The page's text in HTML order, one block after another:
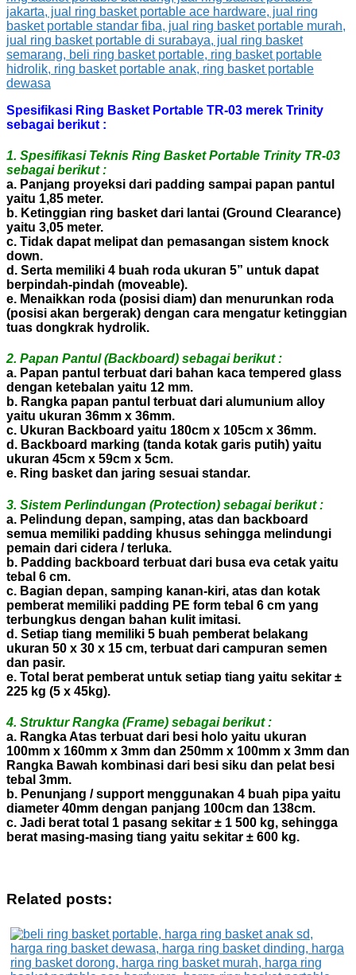
Spesifikasi Ring Basket Portable TR-03 merek Trinity
sebagai berikut :
1. Spesifikasi Teknis Ring Basket Portable Trinity TR-03
sebagai berikut :
a. Panjang proyeksi dari padding sampai papan pantul
yaitu 1,85 meter.
b. Ketinggian ring basket dari lantai (Ground Clearance)
yaitu 3,05 meter.
c. Tidak dapat melipat dan pemasangan sistem knock
down.
d. Serta memiliki 4 buah roda ukuran 5” untuk dapat
berpindah-pindah (moveable).
e. Menaikkan roda (posisi diam) dan menurunkan roda
(posisi akan bergerak) dengan cara mengatur ketinggian
tuas dongkrak hydrolik.
2. Papan Pantul (Backboard) sebagai berikut :
a. Papan pantul terbuat dari bahan kaca tempered glass
dengan ketebalan yaitu 12 mm.
b. Rangka papan pantul terbuat dari alumunium alloy
yaitu ukuran 36mm x 36mm.
c. Ukuran Backboard yaitu 180cm x 105cm x 36mm.
d. Backboard marking (tanda kotak garis putih) yaitu
ukuran 45cm x 59cm x 5cm.
e. Ring basket dan jaring sesuai standar.
3. Sistem Perlindungan (Protection) sebagai berikut :
a. Pelindung depan, samping, atas dan backboard
semua memiliki padding khusus sehingga melindungi
pemain dari cidera / terluka.
b. Padding backboard terbuat dari busa eva cetak yaitu
tebal 6 cm.
c. Bagian depan, samping kanan-kiri, atas dan kotak
pemberat memiliki padding PE form tebal 6 cm yang
terbungkus dengan bahan kulit imitasi.
d. Setiap tiang memiliki 5 buah pemberat belakang
ukuran 50 x 30 x 15 cm, terbuat dari campuran semen
dan pasir.
e. Total berat pemberat untuk setiap tiang yaitu sekitar ±
225 kg (5 x 45kg).
4. Struktur Rangka (Frame) sebagai berikut :
a. Rangka Atas terbuat dari besi holo yaitu ukuran
100mm x 160mm x 3mm dan 250mm x 100mm x 3mm dan
Rangka Bawah kombinasi dari besi siku dan pelat besi
tebal 3mm.
b. Penunjang / support menggunakan 4 buah pipa yaitu
diameter 40mm dengan panjang 100cm dan 138cm.
c. Jadi berat total 1 pasang sekitar ± 1 500 kg, sehingga
berat masing-masing tiang yaitu sekitar ± 600 kg.
Related posts: